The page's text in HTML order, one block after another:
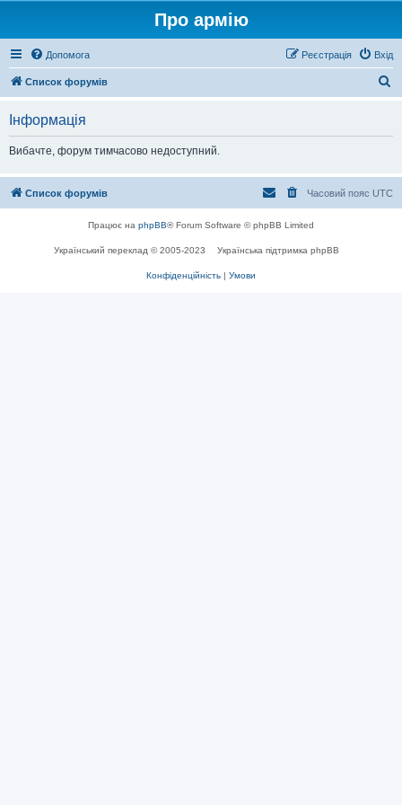
Про армію
Допомога Вхід
Реєстрація
Список форумів
Інформація
Вибачте, форум тимчасово недоступний.
Список форумів Часовий пояс UTC
Працює на phpBB® Forum Software © phpBB Limited
Український переклад © 2005-2023 Українська підтримка phpBB
Конфіденційність | Умови